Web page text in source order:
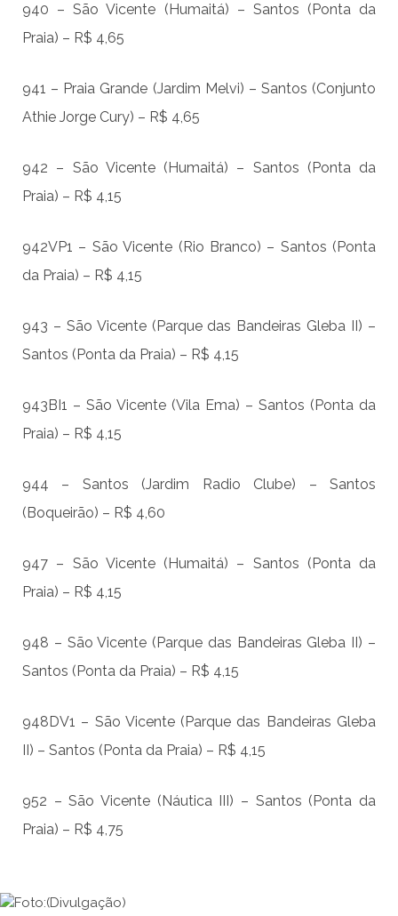
940 – São Vicente (Humaitá) – Santos (Ponta da
Praia) – R$ 4,65
941 – Praia Grande (Jardim Melvi) – Santos (Conjunto
Athie Jorge Cury) – R$ 4,65
942 – São Vicente (Humaitá) – Santos (Ponta da
Praia) – R$ 4,15
942VP1 – São Vicente (Rio Branco) – Santos (Ponta
da Praia) – R$ 4,15
943 – São Vicente (Parque das Bandeiras Gleba II) –
Santos (Ponta da Praia) – R$ 4,15
943BI1 – São Vicente (Vila Ema) – Santos (Ponta da
Praia) – R$ 4,15
944 – Santos (Jardim Radio Clube) – Santos
(Boqueirão) – R$ 4,60
947 – São Vicente (Humaitá) – Santos (Ponta da
Praia) – R$ 4,15
948 – São Vicente (Parque das Bandeiras Gleba II) –
Santos (Ponta da Praia) – R$ 4,15
948DV1 – São Vicente (Parque das Bandeiras Gleba
II) – Santos (Ponta da Praia) – R$ 4,15
952 – São Vicente (Náutica III) – Santos (Ponta da
Praia) – R$ 4,75